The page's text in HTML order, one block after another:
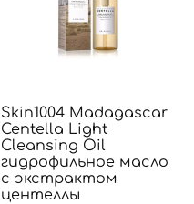
Skin1004 Madagascar
Centella Light
Cleansing Oil
гидрофильное масло
с экстрактом
центеллы